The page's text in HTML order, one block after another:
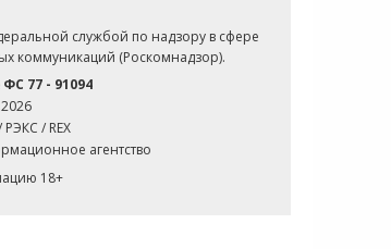
службой по надзору в сфере
коммуникаций (Роскомнадзор).
77 - 91094
РЭКС / REX
агентство
18+